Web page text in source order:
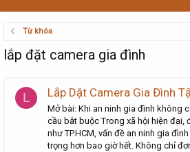
Từ khóa
lắp đặt camera gia đình
L Lắp Dặt Camera Gia Đình
Mở bài: Khi an ninh gia đình không
cầu bắt buộc Trong xã hội hiện đại,
như TP.HCM, vấn đề an ninh gia
trọng hơn bao giờ hết. Không chỉ